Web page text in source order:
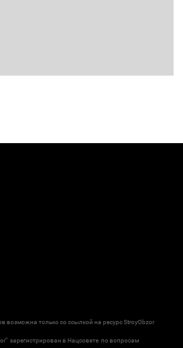
возможна только со ссылкой на ресурс StroyObzor
зарегистрирован в Нацсовете по вопросам